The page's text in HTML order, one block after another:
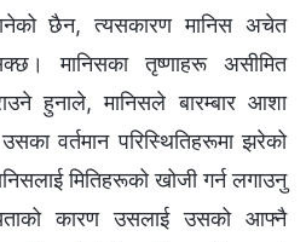
छैन, त्यसकारण मानिस अचेत
मानिसका तृष्णाहरू असीमित
हुनाले, मानिसले बारम्‍बार आशा
वर्तमान परिस्‍थितिहरूमा झरेको
मितिहरूको खोजी गर्न लगाउनु
कारण उसलाई उसको आफ्नै